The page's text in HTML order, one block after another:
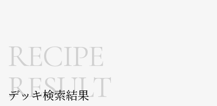
RECIPE
RESULT
デッキ検索結果